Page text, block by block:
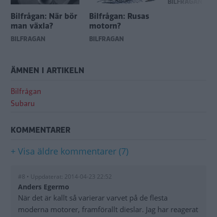
Bilfrågan: När bör
man växla?
BILFRÅGAN
Bilfrågan: Rusas
motorn?
BILFRÅGAN
ÄMNEN I ARTIKELN
Bilfrågan
Subaru
KOMMENTARER
+ Visa äldre kommentarer (7)
#8 • Uppdaterat: 2014-04-23 22:52
Anders Egermo
När det är kallt så varierar varvet på de flesta
moderna motorer, framförallt dieslar. Jag har reagerat